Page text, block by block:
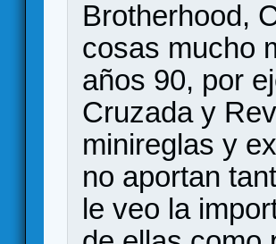
Brotherhood,
cosas mucho
años 90, por
Cruzada y
minireglas y
no aportan
le veo la